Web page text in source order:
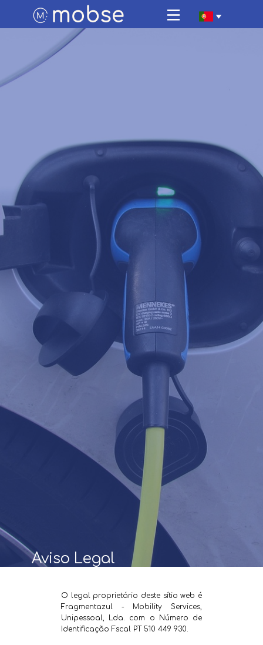
Página Inicial
Estacionamento
Veículos Eléctricos
Área de Cliente
Aviso Legal
O legal proprietário deste sítio web é
Fragmentazul - Mobility Services,
Unipessoal, Lda. com o Número de
Identificação Fscal PT 510 449 930.